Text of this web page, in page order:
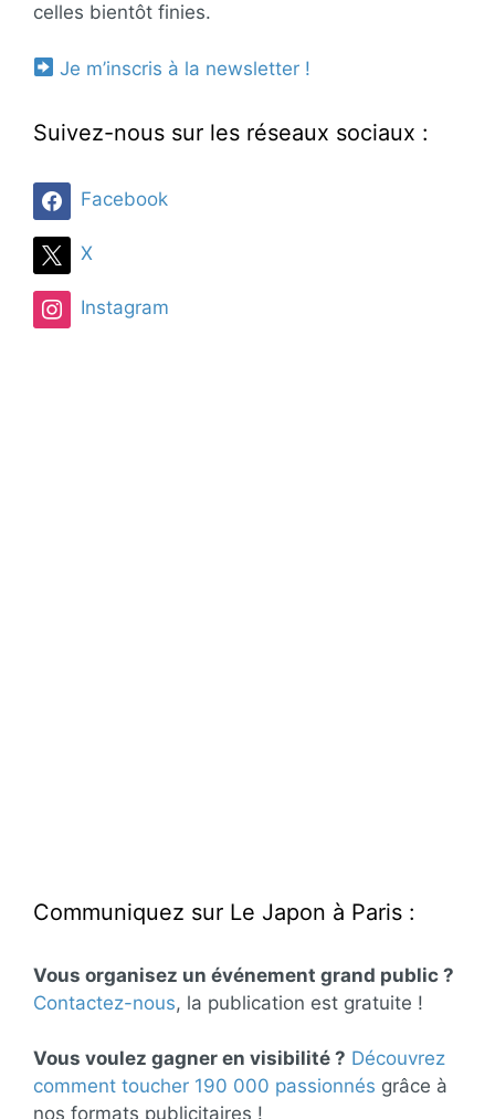
celles bientôt finies.
Je m’inscris à la newsletter !
Suivez-nous sur les réseaux sociaux :
Facebook
X
Instagram
Communiquez sur Le Japon à Paris :
Vous organisez un événement grand public ?
Contactez-nous, la publication est gratuite !
Vous voulez gagner en visibilité ? Découvrez
comment toucher 190 000 passionnés grâce à
nos formats publicitaires !